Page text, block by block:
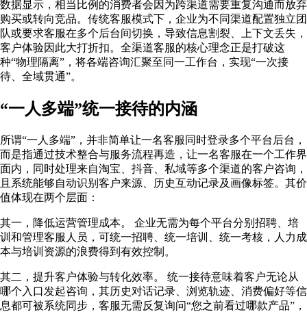
数据显示，相当比例的消费者会因为跨渠道需要重复沟通而放弃
购买或转向竞品。传统客服模式下，企业为不同渠道配置独立团
队或要求客服在多个后台间切换，导致信息割裂、上下文丢失，
客户体验因此大打折扣。全渠道客服的核心理念正是打破这
种“物理隔离”，将各端咨询汇聚至同一工作台，实现“一次接
待、全域贯通”。
“一人多端”统一接待的内涵
所谓“一人多端”，并非简单让一名客服同时登录多个平台后台，
而是指通过技术整合与服务流程再造，让一名客服在一个工作界
面内，同时处理来自淘宝、抖音、私域等多个渠道的客户咨询，
且系统能够自动识别客户来源、历史互动记录及画像标签。其价
值体现在两个层面：
其一，降低运营管理成本。 企业无需为每个平台分别招聘、培
训和管理客服人员，可统一招聘、统一培训、统一考核，人力成
本与培训资源的浪费得到有效控制 。
其二，提升客户体验与转化效率。 统一接待意味着客户无论从
哪个入口发起咨询，其历史对话记录、浏览轨迹、消费偏好等信
息都可被系统同步，客服无需反复询问“您之前看过哪款产品”，